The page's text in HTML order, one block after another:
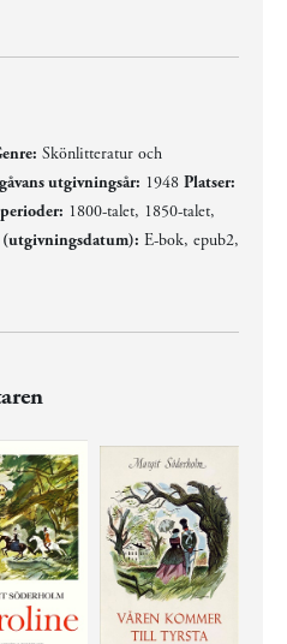
Skönlitteratur och
utgivningsår: 1948 Platser:
1800-talet, 1850-talet,
(utgivningsdatum): E-bok, epub2,